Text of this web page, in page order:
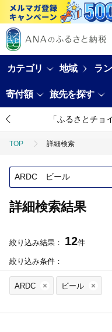
カテゴリ 地域 ラ
寄付額 旅先を探す
「ふるさとチョ
TOP 詳細検索
詳細検索結果
絞り込み結果： 12件
絞り込み条件：
ARDC ビール